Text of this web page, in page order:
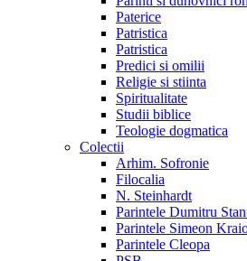
Paterice
Patristica
Patristica
Predici si omilii
Religie si stiinta
Spiritualitate
Studii biblice
Teologie dogmatica
Colectii
Arhim. Sofronie
Filocalia
N. Steinhardt
Parintele Dumitru
Parintele Simeon
Parintele Cleopa